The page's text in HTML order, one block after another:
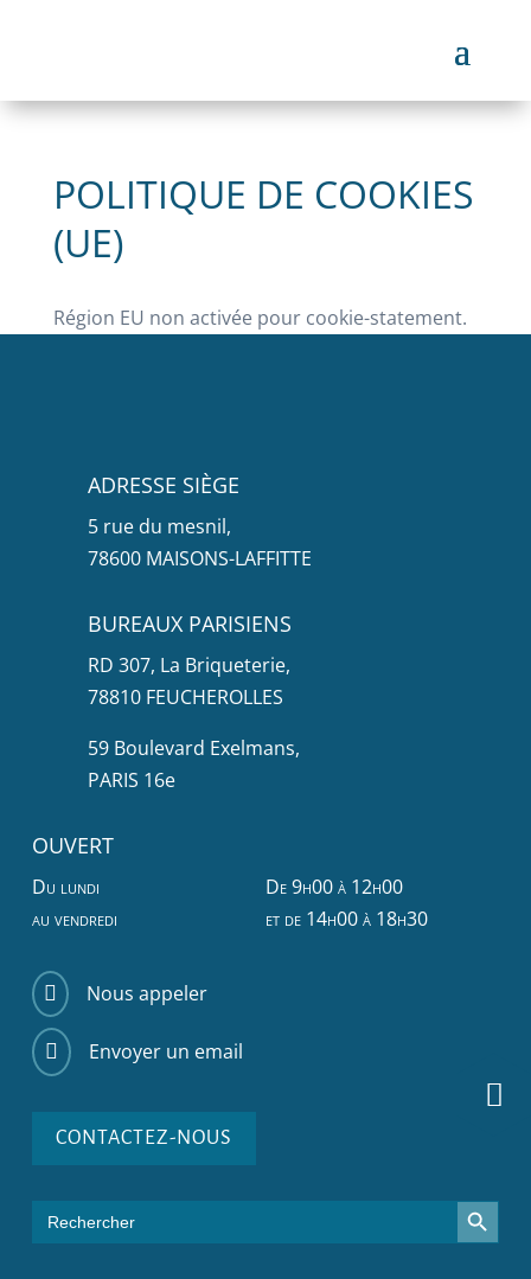
POLITIQUE DE COOKIES
(UE)
Région EU non activée pour cookie-statement.
ADRESSE SIÈGE
5 rue du mesnil,
78600 MAISONS-LAFFITTE
BUREAUX PARISIENS
RD 307, La Briqueterie,
78810 FEUCHEROLLES
59 Boulevard Exelmans,
PARIS 16e
OUVERT
Du lundi
au vendredi
De 9h00 à 12h00
et de 14h00 à 18h30
 Nous appeler
 Envoyer un email
CONTACTEZ-NOUS
for:
Search Button